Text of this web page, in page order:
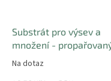
Substrát pro výsev a
množení -
Na dotaz